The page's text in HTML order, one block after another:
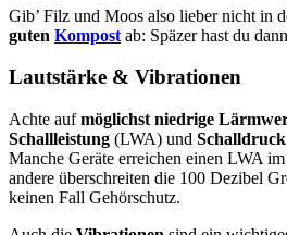
Gib’ Filz und Moos also lieber nicht in
guten Kompost ab: Späzer hast du
Lautstärke & Vibrationen
Achte aufmöglichst niedrige
Schallleistung (LWA) und Schalldruck
Manche Geräte erreichen einen LWA
andere überschreiten die 100 Dezibel
keinen Fall Gehörschutz.